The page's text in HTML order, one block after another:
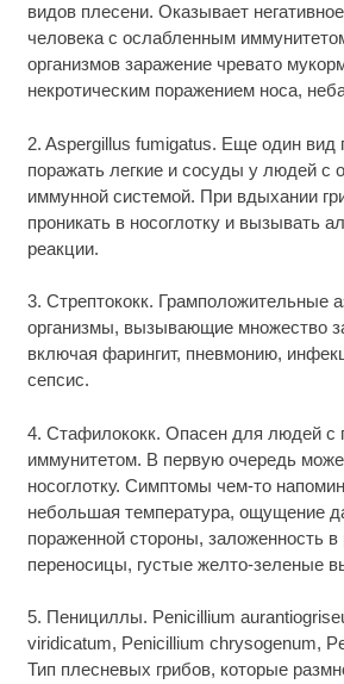
видов плесени. Оказывает
человека с ослабленным
организмов заражение чревато
некротическим поражением носа,
2. Aspergillus fumigatus. Еще один вид
поражать легкие и сосуды у людей с
иммунной системой. При вдыхании
проникать в носоглотку и вызывать
реакции.
3. Стрептококк. Грамположительные
организмы, вызывающие множество
включая фарингит, пневмонию,
сепсис.
4. Стафилококк. Опасен для людей с
иммунитетом. В первую очередь
носоглотку. Симптомы чем-то
небольшая температура, ощущение
пораженной стороны, заложенность в
переносицы, густые желто-зеленые
5. Пенициллы. Penicillium
viridicatum, Penicillium chrysogenum,
Тип плесневых грибов, которые